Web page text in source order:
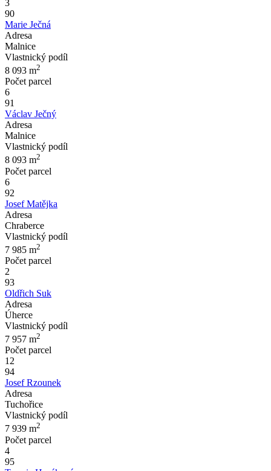
3
90
Marie Ječná
Adresa
Malnice
Vlastnický podíl
8 093 m2
Počet parcel
6
91
Václav Ječný
Adresa
Malnice
Vlastnický podíl
8 093 m2
Počet parcel
6
92
Josef Matějka
Adresa
Chraberce
Vlastnický podíl
7 985 m2
Počet parcel
2
93
Oldřich Suk
Adresa
Úherce
Vlastnický podíl
7 957 m2
Počet parcel
12
94
Josef Rzounek
Adresa
Tuchořice
Vlastnický podíl
7 939 m2
Počet parcel
4
95